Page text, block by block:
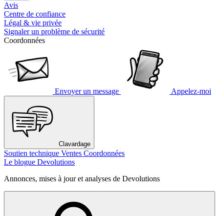
Avis
Centre de confiance
Légal & vie privée
Signaler un problème de sécurité
Coordonnées
Envoyer un message Appelez-moi
Clavardage
Soutien technique Ventes Coordonnées
Le blogue Devolutions
Annonces, mises à jour et analyses de Devolutions